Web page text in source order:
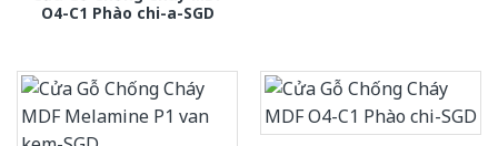
O4-C1 Phào chi-a-SGD